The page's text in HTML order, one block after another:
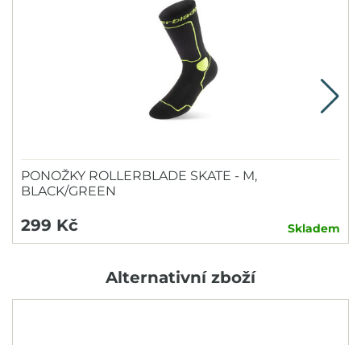
PONOŽKY ROLLERBLADE SKATE - M,
BLACK/GREEN
299 Kč Skladem
Alternativní zboží